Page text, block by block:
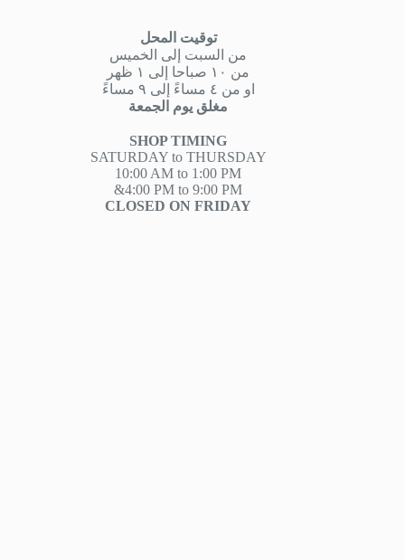
توقيت المحل
من السبت إلى الخميس
من ١٠ صباحا إلى ١ ظهر
او من ٤ مساءً إلى ٩ مساءً
مغلق يوم الجمعة
SHOP TIMING
SATURDAY to THURSDAY
10:00 AM to 1:00 PM
&4:00 PM to 9:00 PM
CLOSED ON FRIDAY